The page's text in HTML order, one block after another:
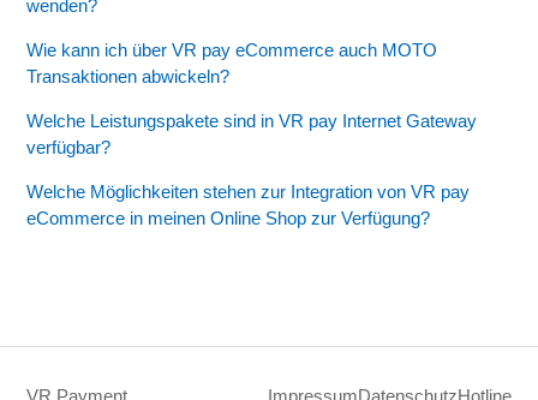
wenden?
Wie kann ich über VR pay eCommerce auch MOTO
Transaktionen abwickeln?
Welche Leistungspakete sind in VR pay Internet Gateway
verfügbar?
Welche Möglichkeiten stehen zur Integration von VR pay
eCommerce in meinen Online Shop zur Verfügung?